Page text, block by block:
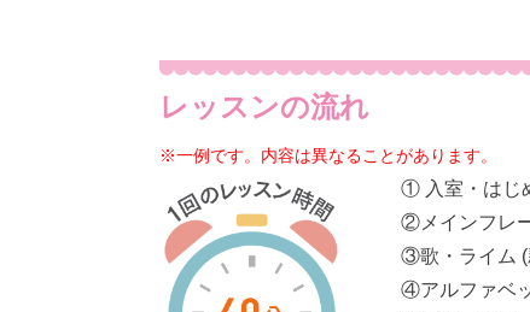
レッスンの流れ
※一例です。内容は異なることがあります。
① 入室・はじ
②メインフレ
③歌・ライム (
④アルファベ